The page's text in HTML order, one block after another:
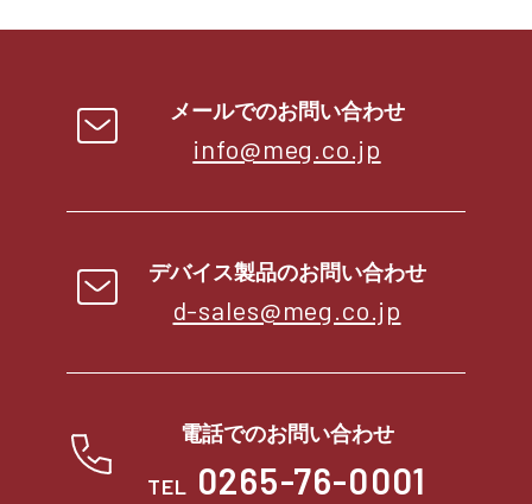
メールでのお問い合わせ
info@meg.co.jp
デバイス製品のお問い合わせ
d-sales@meg.co.jp
電話でのお問い合わせ
TEL 0265-76-0001